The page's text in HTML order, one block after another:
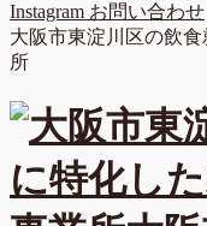
Instagram お問い合わせ
大阪市東淀川区の飲
所